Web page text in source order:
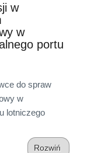
w
w
portu
do spraw
w
lotniczego
Rozwiń